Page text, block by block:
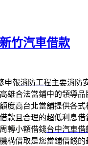
竹汽車借款
申報消防工程主要消防
雄合法當鋪中的領導品
度高台北當舖提供各
款且合理的超低利息
轉小額借錢台中汽車借
構借取是您當鋪借錢的